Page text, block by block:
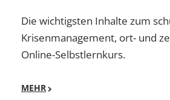
Die wichtigsten Inhalte zum
Krisenmanagement, ort- und
Online-Selbstlernkurs.
MEHR